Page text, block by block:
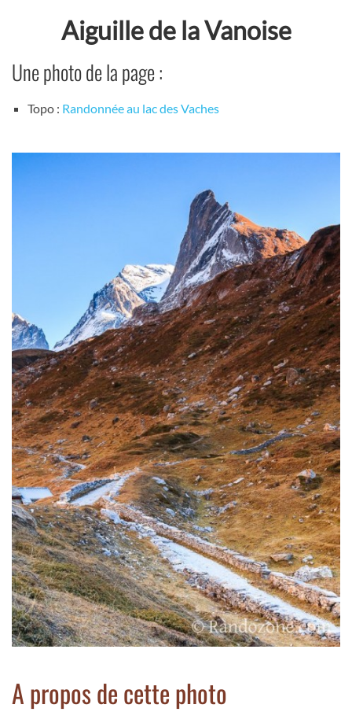
Aiguille de la Vanoise
Une photo de la page :
Topo : Randonnée au lac des Vaches
A propos de cette photo